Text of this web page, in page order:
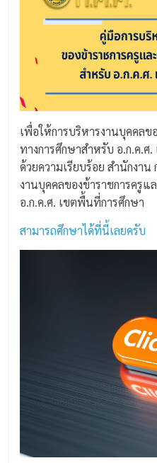
เพื่อให้การบริหารงานบุคคลข
ทางการศึกษาสำหรับ อ.ก.ค.
ด้วยความเรียบร้อย สำนักงาน
งานบุคคลของข้าราชการครูแ
อ.ก.ค.ศ. เขตพื้นที่การศึกษา
สามารถศึกษาได้ที่นี้เลยครับ